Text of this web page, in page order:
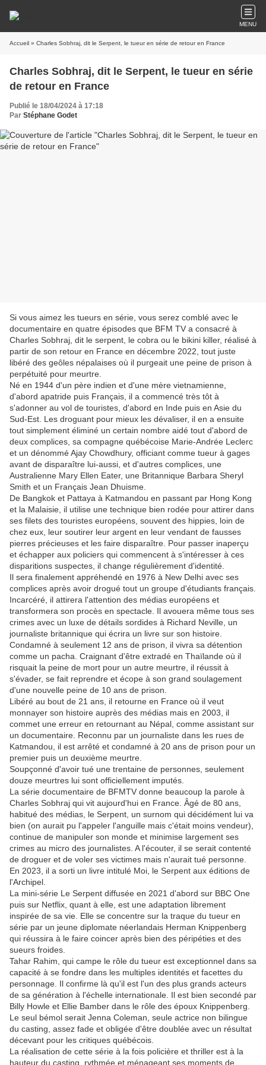
MENU
Accueil » Charles Sobhraj, dit le Serpent, le tueur en série de retour en France
Charles Sobhraj, dit le Serpent, le tueur en série
de retour en France
Publié le 18/04/2024 à 17:18
Par Stéphane Godet
Si vous aimez les tueurs en série, vous serez comblé avec le
documentaire en quatre épisodes que BFM TV a consacré à
Charles Sobhraj, dit le serpent, le cobra ou le bikini killer, réalisé à
partir de son retour en France en décembre 2022, tout juste
libéré des geôles népalaises où il purgeait une peine de prison à
perpétuité pour meurtre.
Né en 1944 d'un père indien et d'une mère vietnamienne,
d'abord apatride puis Français, il a commencé très tôt à
s'adonner au vol de touristes, d'abord en Inde puis en Asie du
Sud-Est. Les droguant pour mieux les dévaliser, il en a ensuite
tout simplement éliminé un certain nombre aidé tout d'abord de
deux complices, sa compagne québécoise Marie-Andrée Leclerc
et un dénommé Ajay Chowdhury, officiant comme tueur à gages
avant de disparaître lui-aussi, et d'autres complices, une
Australienne Mary Ellen Eater, une Britannique Barbara Sheryl
Smith et un Français Jean Dhuisme.
De Bangkok et Pattaya à Katmandou en passant par Hong Kong
et la Malaisie, il utilise une technique bien rodée pour attirer dans
ses filets des touristes européens, souvent des hippies, loin de
chez eux, leur soutirer leur argent en leur vendant de fausses
pierres précieuses et les faire disparaître. Pour passer inaperçu
et échapper aux policiers qui commencent à s'intéresser à ces
disparitions suspectes, il change régulièrement d'identité.
Il sera finalement appréhendé en 1976 à New Delhi avec ses
complices après avoir drogué tout un groupe d'étudiants français.
Incarcéré, il attirera l'attention des médias européens et
transformera son procès en spectacle. Il avouera même tous ses
crimes avec un luxe de détails sordides à Richard Neville, un
journaliste britannique qui écrira un livre sur son histoire.
Condamné à seulement 12 ans de prison, il vivra sa détention
comme un pacha. Craignant d'être extradé en Thaïlande où il
risquait la peine de mort pour un autre meurtre, il réussit à
s'évader, se fait reprendre et écope à son grand soulagement
d'une nouvelle peine de 10 ans de prison.
Libéré au bout de 21 ans, il retourne en France où il veut
monnayer son histoire auprès des médias mais en 2003, il
commet une erreur en retournant au Népal, comme assistant sur
un documentaire. Reconnu par un journaliste dans les rues de
Katmandou, il est arrêté et condamné à 20 ans de prison pour un
premier puis un deuxième meurtre.
Soupçonné d'avoir tué une trentaine de personnes, seulement
douze meurtres lui sont officiellement imputés.
La série documentaire de BFMTV donne beaucoup la parole à
Charles Sobhraj qui vit aujourd'hui en France. Âgé de 80 ans,
habitué des médias, le Serpent, un surnom qui décidément lui va
bien (on aurait pu l'appeler l'anguille mais c'était moins vendeur),
continue de manipuler son monde et minimise largement ses
crimes au micro des journalistes. A l'écouter, il se serait contenté
de droguer et de voler ses victimes mais n'aurait tué personne.
En 2023, il a sorti un livre intitulé Moi, le Serpent aux éditions de
l'Archipel.
La mini-série Le Serpent diffusée en 2021 d'abord sur BBC One
puis sur Netflix, quant à elle, est une adaptation librement
inspirée de sa vie. Elle se concentre sur la traque du tueur en
série par un jeune diplomate néerlandais Herman Knippenberg
qui réussira à le faire coincer après bien des péripéties et des
sueurs froides.
Tahar Rahim, qui campe le rôle du tueur est exceptionnel dans sa
capacité à se fondre dans les multiples identités et facettes du
personnage. Il confirme là qu'il est l'un des plus grands acteurs
de sa génération à l'échelle internationale. Il est bien secondé par
Billy Howle et Ellie Bamber dans le rôle des époux Knippenberg.
Le seul bémol serait Jenna Coleman, seule actrice non bilingue
du casting, assez fade et obligée d'être doublée avec un résultat
décevant pour les critiques québécois.
La réalisation de cette série à la fois policière et thriller est à la
hauteur du casting, rythmée et ménageant ses moments de